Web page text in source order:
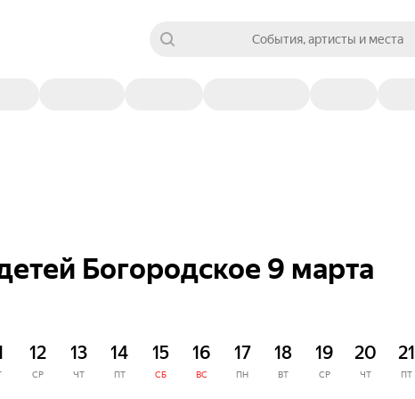
События, артисты и места
Богородское 9 марта
12
СР
13
ЧТ
14
ПТ
15
СБ
16
ВС
17
ПН
18
ВТ
19
СР
20
ЧТ
21
ПТ